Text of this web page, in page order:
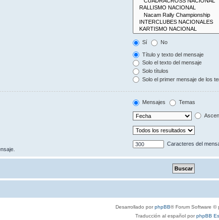
Sí No
Título y texto del mensaje
Solo el texto del mensaje
Solo títulos
Solo el primer mensaje de los
Mensajes Temas
Caracteres del
Desarrollado porphpBB® Forum Software ©
Traducción al español porphpBB